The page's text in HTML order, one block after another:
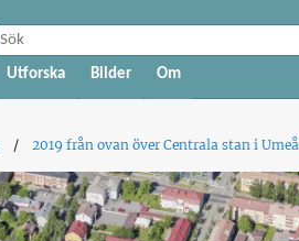
Utforska Bilder Om
2019 från ovan över Centrala stan i Umeå